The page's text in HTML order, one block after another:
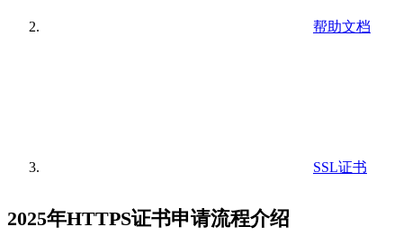
帮助文档
SSL证书
2025年HTTPS证书申请流程介绍